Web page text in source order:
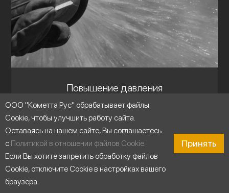
Повышение давления
ООО "Кометта Рус" обрабатывает файлы
Cookie, чтобы улучшить работу сайта.
Оставаясь на нашем сайте, Вы соглашаетесь
с Политикой в отношении файлов Cookie.
Если Вы хотите запретить обработку файлов
Cookie, отключите Cookie в настройках вашего
браузера.
Принять